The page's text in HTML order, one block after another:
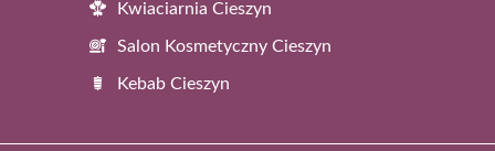
Kwiaciarnia Cieszyn
Salon Kosmetyczny Cieszyn
Kebab Cieszyn